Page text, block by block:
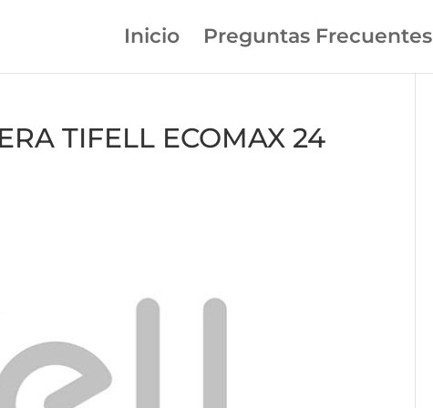
Inicio Preguntas Frecuentes
TIFELL ECOMAX 24